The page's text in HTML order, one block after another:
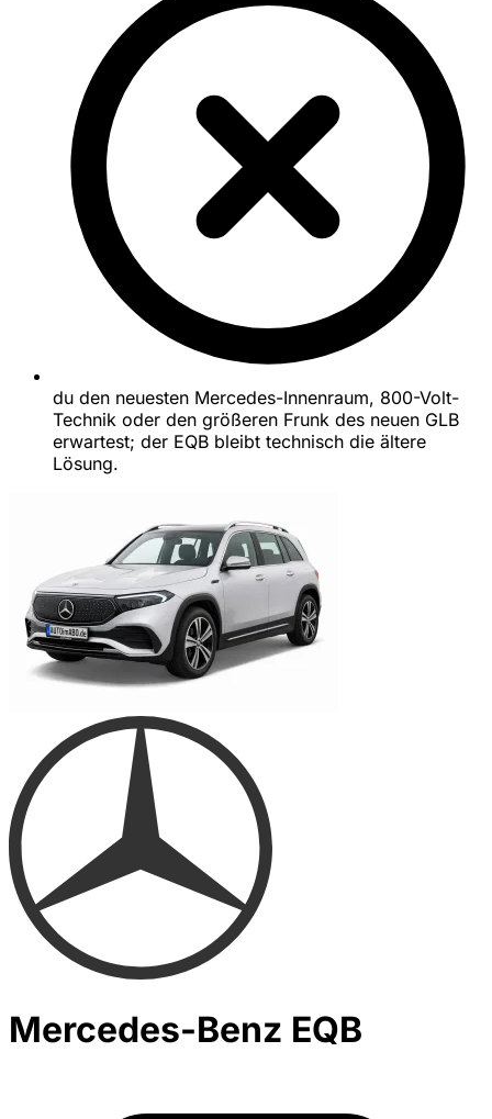
du den neuesten Mercedes-Innenraum, 800-Volt-
Technik oder den größeren Frunk des neuen GLB
erwartest; der EQB bleibt technisch die ältere
Lösung.
Mercedes-Benz EQB